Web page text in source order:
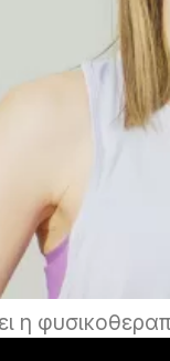
η